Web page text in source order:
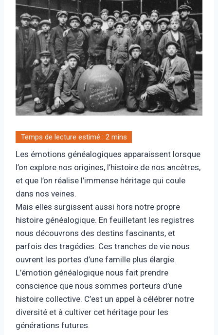
Les émotions généalogiques apparaissent lorsque
l’on explore nos origines, l’histoire de nos ancêtres,
et que l’on réalise l’immense héritage qui coule
dans nos veines.
Mais elles surgissent aussi hors notre propre
histoire généalogique. En feuilletant les registres
nous découvrons des destins fascinants, et
parfois des tragédies. Ces tranches de vie nous
ouvrent les portes d’une famille plus élargie.
L’émotion généalogique nous fait prendre
conscience que nous sommes porteurs d’une
histoire collective. C’est un appel à célébrer notre
diversité et à cultiver cet héritage pour les
générations futures.